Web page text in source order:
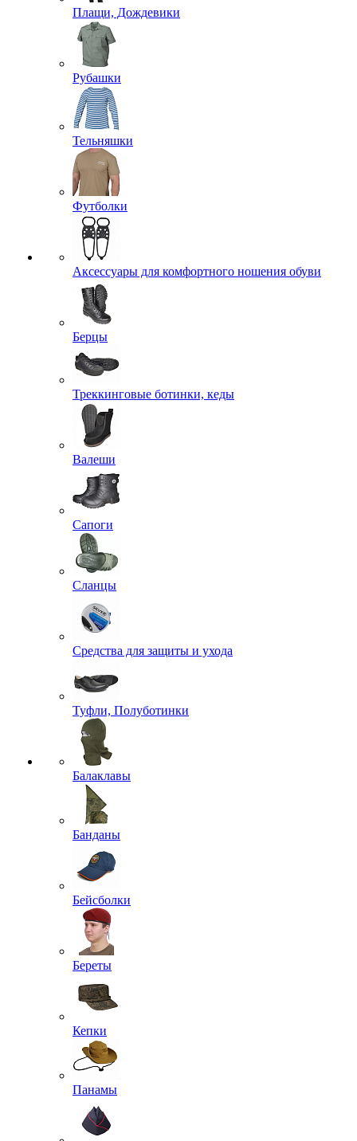
Плащи, Дождевики
Рубашки
Тельняшки
Футболки
Аксессуары для комфортного ношения обуви
Берцы
Треккинговые ботинки, кеды
Валеши
Сапоги
Сланцы
Средства для защиты и ухода
Туфли, Полуботинки
Балаклавы
Банданы
Бейсболки
Береты
Кепки
Панамы